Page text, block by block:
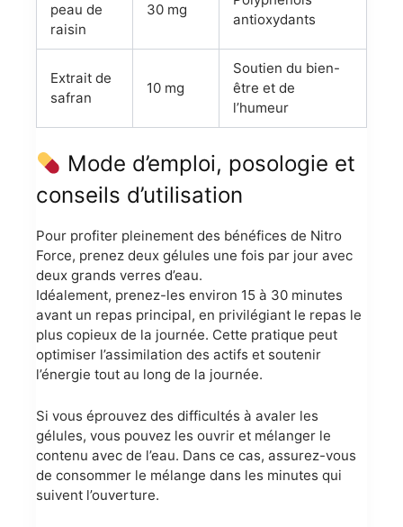
peau de
raisin
30 mg
antioxydants
Extrait de
safran
10 mg
Soutien du bien-
être et de
l’humeur
Mode d’emploi, posologie et
conseils d’utilisation
Pour profiter pleinement des bénéfices de Nitro
Force, prenez deux gélules une fois par jour avec
deux grands verres d’eau.
Idéalement, prenez-les environ 15 à 30 minutes
avant un repas principal, en privilégiant le repas le
plus copieux de la journée. Cette pratique peut
optimiser l’assimilation des actifs et soutenir
l’énergie tout au long de la journée.
Si vous éprouvez des difficultés à avaler les
gélules, vous pouvez les ouvrir et mélanger le
contenu avec de l’eau. Dans ce cas, assurez-vous
de consommer le mélange dans les minutes qui
suivent l’ouverture.